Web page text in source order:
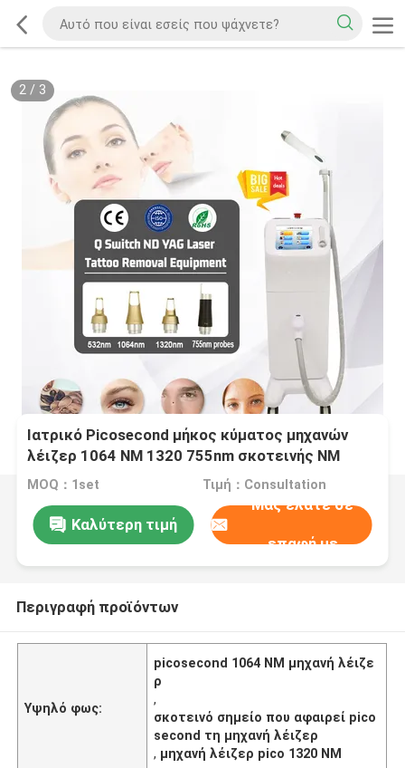
2/ 3
Ιατρικό Picosecond μήκος κύματος μηχανών
λέιζερ 1064 NM 1320 755nm σκοτεινής NM
αφαίρεσης σημείων
MOQ：1set Τιμή：Consultation
Καλύτερη τιμή
Μας ελάτε σε
επαφή με
Περιγραφή προϊόντων
Υψηλό φως:
picosecond 1064 NM μηχανή λέιζε
ρ
,
σκοτεινό σημείο που αφαιρεί pico
second τη μηχανή λέιζερ
, μηχανή λέιζερ pico 1320 NM